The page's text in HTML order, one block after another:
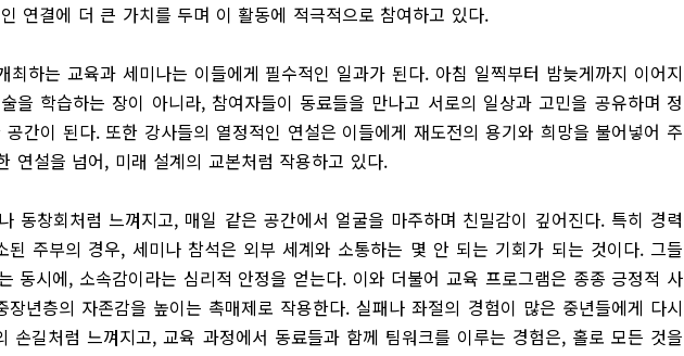
연결에 더 큰 가치를 두며 이 활동에 적극적으로 참여하고 있다.
최하는 교육과 세미나는 이들에게 필수적인 일과가 된다. 아침 일찍부터 밤늦게까지 이어지
을 학습하는 장이 아니라, 참여자들이 동료들을 만나고 서로의 일상과 고민을 공유하며 정
간이 된다. 또한 강사들의 열정적인 연설은 이들에게 재도전의 용기와 희망을 불어넣어 주
연설을 넘어, 미래 설계의 교본처럼 작용하고 있다.
동창회처럼 느껴지고, 매일 같은 공간에서 얼굴을 마주하며 친밀감이 깊어진다. 특히 경력
된 주부의 경우, 세미나 참석은 외부 세계와 소통하는 몇 안 되는 기회가 되는 것이다. 그들
동시에, 소속감이라는 심리적 안정을 얻는다. 이와 더불어 교육 프로그램은 종종 긍정적 사
년층의 자존감을 높이는 촉매제로 작용한다. 실패나 좌절의 경험이 많은 중년들에게 다시
손길처럼 느껴지고, 교육 과정에서 동료들과 함께 팀워크를 이루는 경험은, 홀로 모든 것을